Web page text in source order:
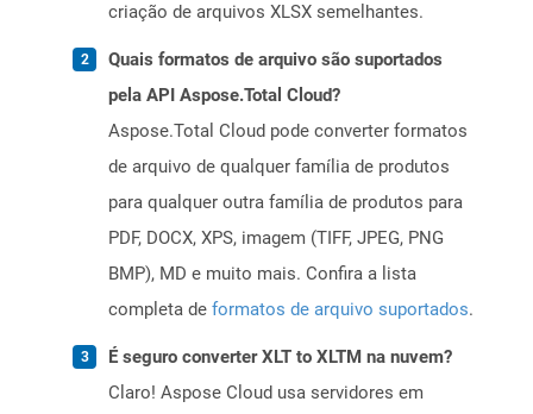
criação de arquivos XLSX semelhantes.
Quais formatos de arquivo são suportados
pela API Aspose.Total Cloud?
Aspose.Total Cloud pode converter formatos
de arquivo de qualquer família de produtos
para qualquer outra família de produtos para
PDF, DOCX, XPS, imagem (TIFF, JPEG, PNG
BMP), MD e muito mais. Confira a lista
completa de formatos de arquivo suportados.
É seguro converter XLT to XLTM na nuvem?
Claro! Aspose Cloud usa servidores em